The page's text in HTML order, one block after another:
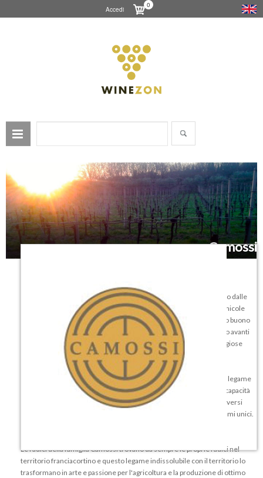
Accedi
0
Camossi
Sulle morbide colline bresciane, al riparo dalle montagne e ventilato dalle
profumate brezze lacustri, si adagia una delle più rinomate zone vinicole
internazionali: il Franciacorta. Qui, dove il vino non dev'essere solo buono
ma addirittura eccellente, i fratelli Claudio e Dario Camossi portano avanti
quotidianamente, con passione e conoscenza, una delle più prestigiose
Aziende Vinicole franciacortine: la Cantina Camossi.
La storia della famiglia Camossi e l'amore per il vino intrecciano un legame
indissolubile basato sulla conoscenza del territorio e sulla grande capacità
nel saper selezionare l'uva, amalgamando i frutti provenienti dai diversi
vigneti di Chardonnay e Pinot Nero per la creazione di gusti e profumi unici.
Le radici della famiglia Camossi trovano da sempre le proprie radici nel
territorio franciacortino e questo legame indissolubile con il territorio lo
trasformano in arte e passione per l'agricoltura e la produzione di ottimo